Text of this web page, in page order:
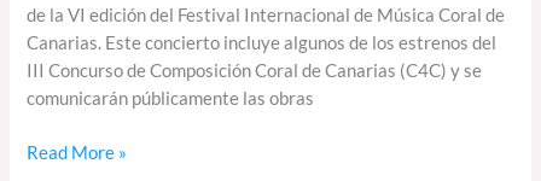
de la VI edición del Festival Internacional de Música Coral de
Canarias. Este concierto incluye algunos de los estrenos del
III Concurso de Composición Coral de Canarias (C4C) y se
comunicarán públicamente las obras
Read More »